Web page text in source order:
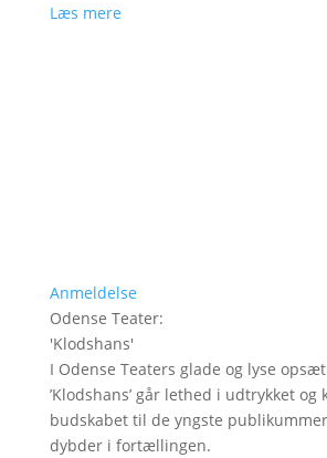
Læs mere
Anmeldelse
Odense Teater:
'Klodshans'
I Odense Teaters glade og lyse
’Klodshans’ går lethed i udtrykket og
budskabet til de yngste
dybder i fortællingen.